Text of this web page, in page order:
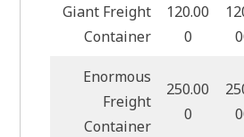
Giant Freight
Container
120.00
0
Enormous
Freight
Container
250.00
0